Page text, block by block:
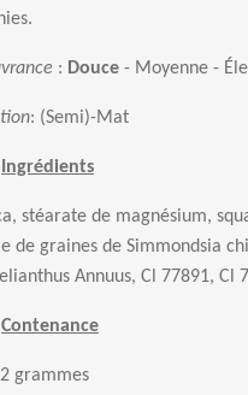
: Douce - Moyenne - É
: (Semi)-Mat
Ingrédients
stéarate de magnésium,
de graines de Simmondsia
Annuus, Cl 77891, Cl
Contenance
grammes